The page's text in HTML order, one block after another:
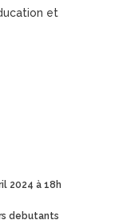
et
2024 à 18h
debutants